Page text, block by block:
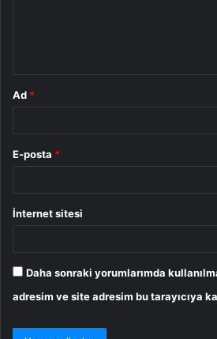
Ad *
E-posta *
İnternet sitesi
Daha sonraki yorumlarımda
adresim ve site adresim bu tarayıcıya